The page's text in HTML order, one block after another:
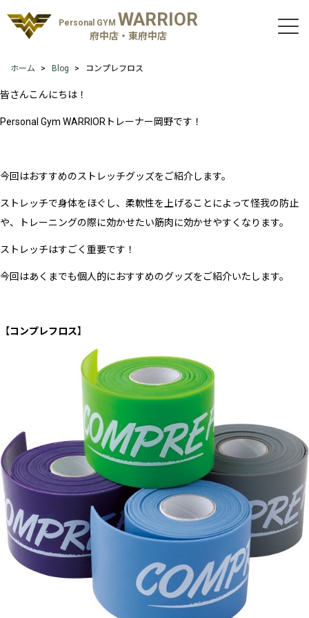
Personal GYM WARRIOR
府中店・東府中店
ホーム Blog コンプレフロス
皆さんこんにちは！
Personal Gym WARRIORトレーナー岡野です！
今回はおすすめのストレッチグッズをご紹介します。
ストレッチで身体をほぐし、柔軟性を上げることによって怪我の防止
や、トレーニングの際に効かせたい筋肉に効かせやすくなります。
ストレッチはすごく重要です！
今回はあくまでも個人的におすすめのグッズをご紹介いたします。
【コンプレフロス】